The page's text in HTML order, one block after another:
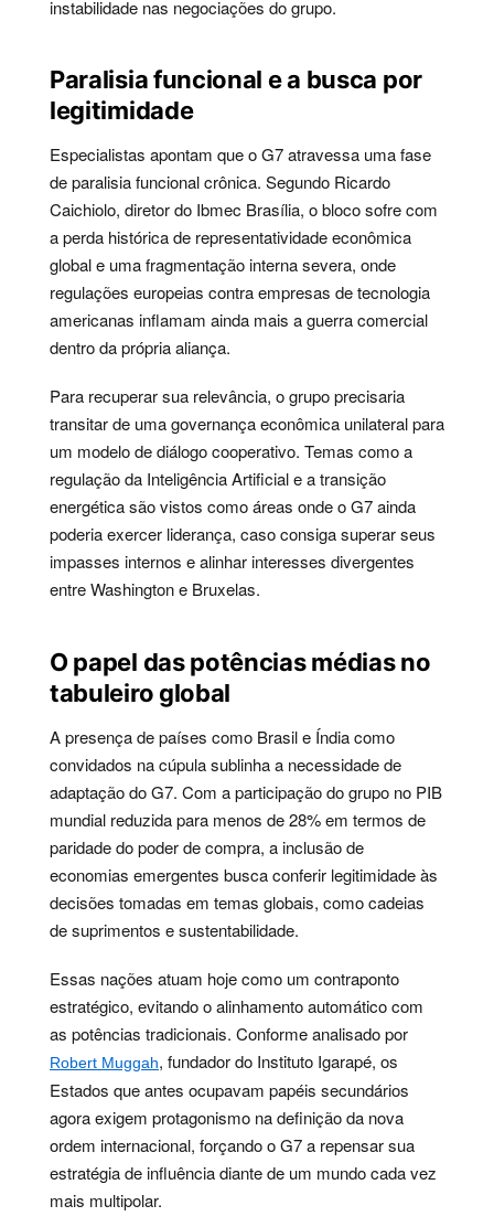
instabilidade nas negociações do grupo.
Paralisia funcional e a busca por
legitimidade
Especialistas apontam que o G7 atravessa uma fase
de paralisia funcional crônica. Segundo Ricardo
Caichiolo, diretor do Ibmec Brasília, o bloco sofre com
a perda histórica de representatividade econômica
global e uma fragmentação interna severa, onde
regulações europeias contra empresas de tecnologia
americanas inflamam ainda mais a guerra comercial
dentro da própria aliança.
Para recuperar sua relevância, o grupo precisaria
transitar de uma governança econômica unilateral para
um modelo de diálogo cooperativo. Temas como a
regulação da Inteligência Artificial e a transição
energética são vistos como áreas onde o G7 ainda
poderia exercer liderança, caso consiga superar seus
impasses internos e alinhar interesses divergentes
entre Washington e Bruxelas.
O papel das potências médias no
tabuleiro global
A presença de países como Brasil e Índia como
convidados na cúpula sublinha a necessidade de
adaptação do G7. Com a participação do grupo no PIB
mundial reduzida para menos de 28% em termos de
paridade do poder de compra, a inclusão de
economias emergentes busca conferir legitimidade às
decisões tomadas em temas globais, como cadeias
de suprimentos e sustentabilidade.
Essas nações atuam hoje como um contraponto
estratégico, evitando o alinhamento automático com
as potências tradicionais. Conforme analisado por
Robert Muggah, fundador do Instituto Igarapé, os
Estados que antes ocupavam papéis secundários
agora exigem protagonismo na definição da nova
ordem internacional, forçando o G7 a repensar sua
estratégia de influência diante de um mundo cada vez
mais multipolar.